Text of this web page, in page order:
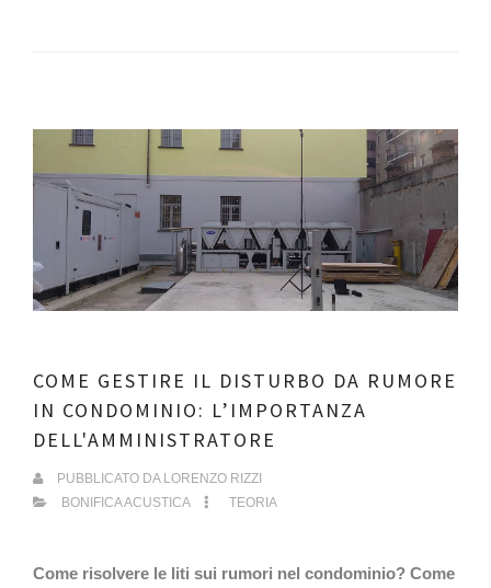
COME GESTIRE IL DISTURBO DA RUMORE
IN CONDOMINIO: L’IMPORTANZA
DELL'AMMINISTRATORE
PUBBLICATO DA LORENZO RIZZI
BONIFICA ACUSTICA
TEORIA
Come risolvere le liti sui rumori nel condominio? Come